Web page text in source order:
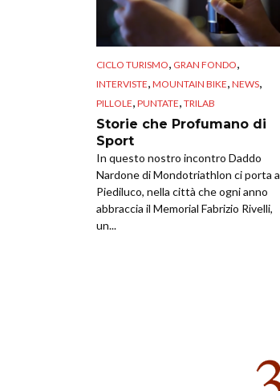
CICLO TURISMO GRAN FONDO
INTERVISTE MOUNTAIN BIKE NEWS
PILLOLE PUNTATE TRILAB
Storie che Profumano di
Sport
In questo nostro incontro Daddo
Nardone di Mondotriathlon ci porta a
Piediluco, nella città che ogni anno
abbraccia il Memorial Fabrizio Rivelli,
un...